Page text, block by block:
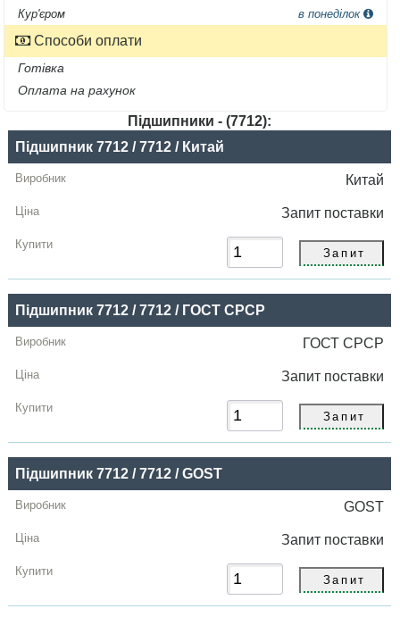
Кур'єром
в понеділок
Способи оплати
Готівка
Оплата на рахунок
Підшипники - (7712):
Назва
Виробник
Радіальний
грн
Купити
Підшипник 7712 / 7712 / Китай
Китай
Запит поставки
Підшипник 7712 / 7712 / ГОСТ СРСР
ГОСТ СРСР
Запит поставки
Підшипник 7712 / 7712 / GOST
GOST
Запит поставки